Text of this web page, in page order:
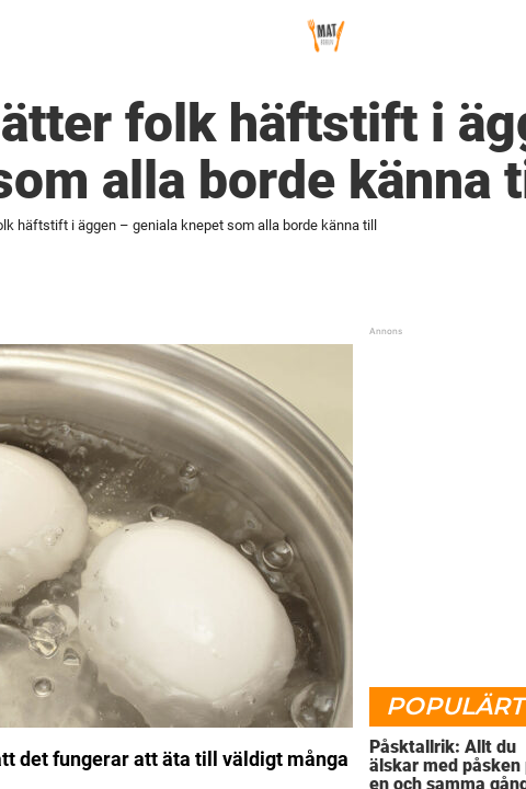
folk häftstift i
alla borde känna
häftstift i äggen – geniala knepet som alla borde känna till
det fungerar att äta till väldigt många
POPULÄRT
Påsktallrik: Allt du
älskar med påsken
en och samma